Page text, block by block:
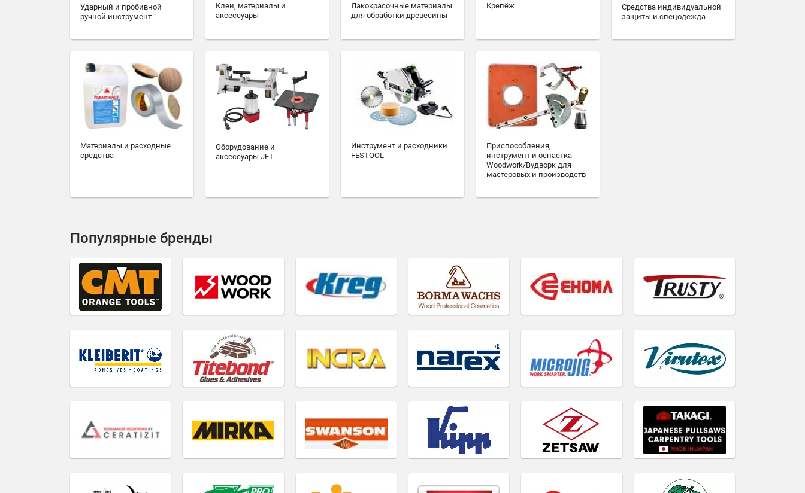
Ударный и пробивной
ручной инструмент
Клеи, материалы и
аксессуары
Лакокрасочные материалы
для обработки древесины
Крепёж
Средства индивидуальной
защиты и спецодежда
Материалы и расходные
средства
Оборудование и
аксессуары JET
Инструмент и расходники
FESTOOL
Приспособления,
инструмент и оснастка
Woodwork/Вудворк для
мастеровых и производств
Популярные бренды